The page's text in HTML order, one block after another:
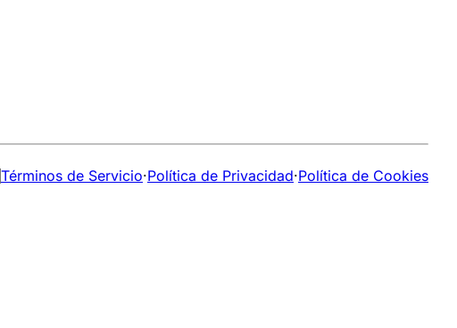
Términos de Servicio·Política de Privacidad·Política de Cookies